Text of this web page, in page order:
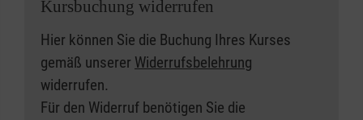
Kursbuchung widerrufen
Hier können Sie die Buchung Ihres Kurses
gemäß unserer Widerrufsbelehrung
widerrufen.
Für den Widerruf benötigen Sie die